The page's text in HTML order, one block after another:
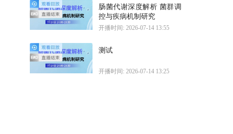
肠菌代谢深度解析 菌群调
控与疾病机制研究
开播时间: 2026-07-14 13:55
测试
开播时间: 2026-07-14 13:25